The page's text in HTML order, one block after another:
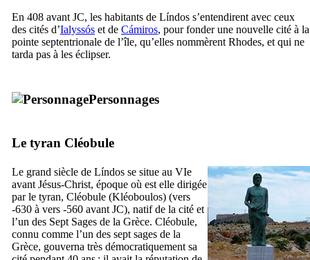
En 408 avant JC, les habitants de Líndos s’entendirent avec ceux
des cités d’Ialyssós et de Cámiros, pour fonder une nouvelle cité à la
pointe septentrionale de l’île, qu’elles nommèrent Rhodes, et qui ne
tarda pas à les éclipser.
Personnages
Le tyran Cléobule
Le grand siècle de Líndos se situe au VIe
avant Jésus-Christ, époque où est elle dirigée
par le tyran, Cléobule (Kléoboulos) (vers
-630 à vers -560 avant JC), natif de la cité et
l’un des Sept Sages de la Grèce. Cléobule,
connu comme l’un des sept sages de la
Grèce, gouverna très démocratiquement sa